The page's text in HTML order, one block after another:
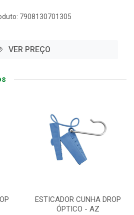
7908130701305
VER PREÇO
ESTICADOR CUNHA DROP
ÓPTICO - AZ